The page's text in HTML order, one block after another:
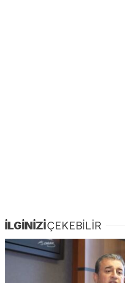
İLGİNİZİÇEKEBİLİR